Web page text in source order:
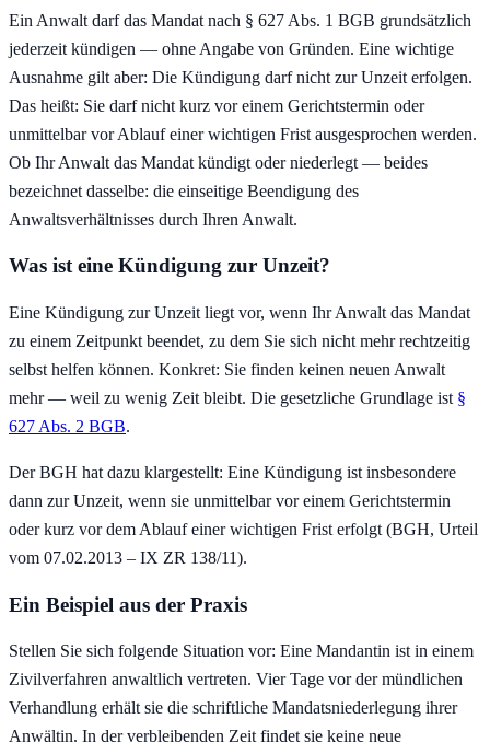
Ein Anwalt darf das Mandat nach § 627 Abs. 1 BGB grundsätzlich
jederzeit kündigen — ohne Angabe von Gründen. Eine wichtige
Ausnahme gilt aber: Die Kündigung darf nicht zur Unzeit erfolgen.
Das heißt: Sie darf nicht kurz vor einem Gerichtstermin oder
unmittelbar vor Ablauf einer wichtigen Frist ausgesprochen werden.
Ob Ihr Anwalt das Mandat kündigt oder niederlegt — beides
bezeichnet dasselbe: die einseitige Beendigung des
Anwaltsverhältnisses durch Ihren Anwalt.
Was ist eine Kündigung zur Unzeit?
Eine Kündigung zur Unzeit liegt vor, wenn Ihr Anwalt das Mandat
zu einem Zeitpunkt beendet, zu dem Sie sich nicht mehr rechtzeitig
selbst helfen können. Konkret: Sie finden keinen neuen Anwalt
mehr — weil zu wenig Zeit bleibt. Die gesetzliche Grundlage ist §
627 Abs. 2 BGB.
Der BGH hat dazu klargestellt: Eine Kündigung ist insbesondere
dann zur Unzeit, wenn sie unmittelbar vor einem Gerichtstermin
oder kurz vor dem Ablauf einer wichtigen Frist erfolgt (BGH, Urteil
vom 07.02.2013 – IX ZR 138/11).
Ein Beispiel aus der Praxis
Stellen Sie sich folgende Situation vor: Eine Mandantin ist in einem
Zivilverfahren anwaltlich vertreten. Vier Tage vor der mündlichen
Verhandlung erhält sie die schriftliche Mandatsniederlegung ihrer
Anwältin. In der verbleibenden Zeit findet sie keine neue